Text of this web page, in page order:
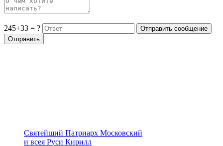
245+33 = ?
Святейший Патриарх Московский
и всея Руси Кирилл